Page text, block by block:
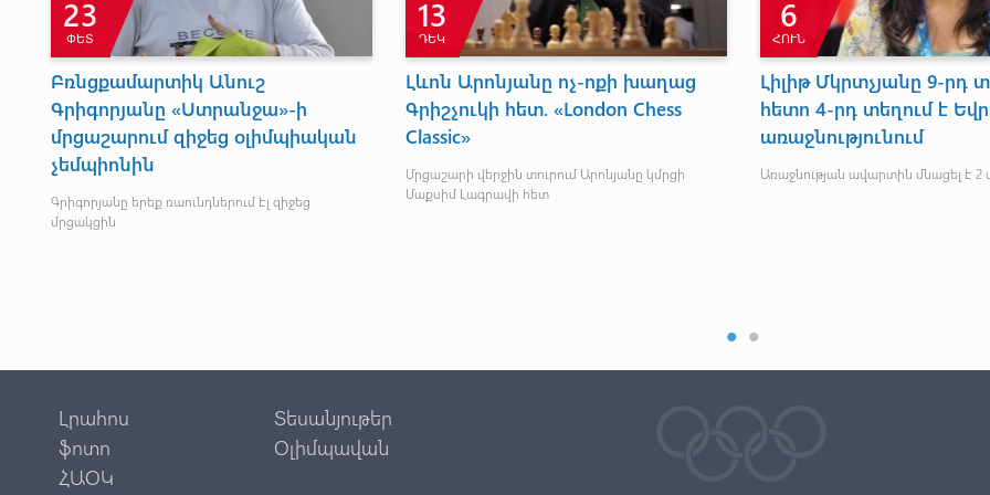
23
ՓԵՏ
Բռնցքամարտիկ Անուշ
Գրիգորյանը «Ստրանջա»-ի
մրցաշարում զիջեց օլիմպիական
չեմպիոնին
Գրիգորյանը երեք ռաունդներում էլ զիջեց
մրցակցին
13
ԴԵԿ
Լևոն Արոնյանը ոչ-ոքի խաղաց
Գրիշչուկի հետ. «London Chess
Classic»
Մրցաշարի վերջին տուրում Արոնյանը կմրցի
Մաքսիմ Լագրավի հետ
6
ՀՈՒՆ
Լիլիթ Մկրտչյանը 9-րդ
հետո 4-րդ տեղում է
առաջնությունում
Առաջնության ավարտին մնացել է 2
Լրահոս
Տեսանյութեր
ֆոտո
Օլիմպավան
ՀԱՕԿ